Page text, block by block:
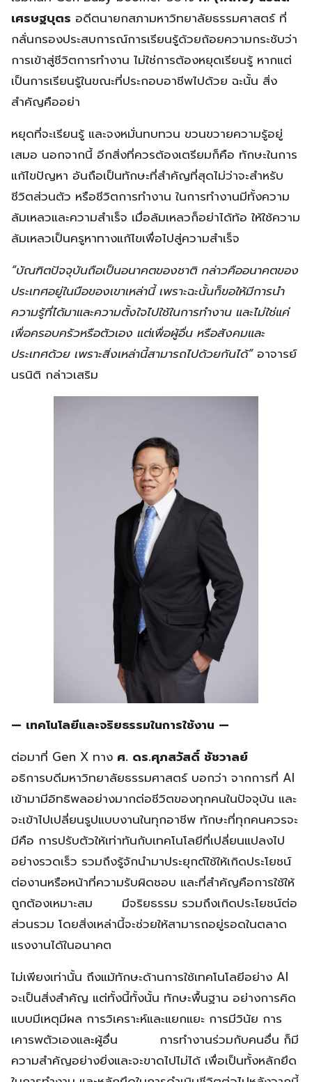
เศรษฐบุตร อดีตนายกสภามหาวิทยาลัยธรรมศาสตร์ ที่
กลั่นกรองประสบการณ์การเรียนรู้ด้วยถ้อยความกระชับว่า
การเข้าสู่ชีวิตการทำงาน ไม่ใช่การต้องหยุดเรียนรู้ หากแต่
เป็นการเรียนรู้ในขณะที่ประกอบอาชีพไปด้วย ฉะนั้น สิ่ง
สำคัญคืออย่า
หยุดที่จะเรียนรู้ และจงหมั่นทบทวน ขวนขวายความรู้อยู่
เสมอ นอกจากนี้ อีกสิ่งที่ควรต้องเตรียมก็คือ ทักษะในการ
แก้ไขปัญหา อันถือเป็นทักษะที่สำคัญที่สุดไม่ว่าจะสำหรับ
ชีวิตส่วนตัว หรือชีวิตการทำงาน ในการทำงานมีทั้งความ
ล้มเหลวและความสำเร็จ เมื่อล้มเหลวก็อย่าได้ท้อ ให้ใช้ความ
ล้มเหลวเป็นครูหาทางแก้ไขเพื่อไปสู่ความสำเร็จ
“บัณฑิตปัจจุบันถือเป็นอนาคตของชาติ กล่าวคืออนาคตของ
ประเทศอยู่ในมือของเขาเหล่านี้ เพราะฉะนั้นก็ขอให้มีการนำ
ความรู้ที่ได้มาและความตั้งใจไปใช้ในการทำงาน และไม่ใช่แค่
เพื่อครอบครัวหรือตัวเอง แต่เพื่อผู้อื่น หรือสังคมและ
ประเทศด้วย เพราะสิ่งเหล่านี้สามารถไปด้วยกันได้”อาจารย์
นรนิติ กล่าวเสริม
— เทคโนโลยีและจริยธรรมในการใช้งาน —
ต่อมาที่ Gen X ทาง ศ. ดร.ศุภสวัสดิ์ ชัชวาลย์
อธิการบดีมหาวิทยาลัยธรรมศาสตร์ บอกว่า จากการที่ AI
เข้ามามีอิทธิพลอย่างมากต่อชีวิตของทุกคนในปัจจุบัน และ
จะเข้าไปเปลี่ยนรูปแบบงานในทุกอาชีพ ทักษะที่ทุกคนควรจะ
มีคือ การปรับตัวให้เท่าทันกับเทคโนโลยีที่เปลี่ยนแปลงไป
อย่างรวดเร็ว รวมถึงรู้จักนำมาประยุกต์ใช้ให้เกิดประโยชน์
ต่องานหรือหน้าที่ความรับผิดชอบ และที่สำคัญคือการใช้ให้
ถูกต้องเหมาะสม มีจริยธรรม รวมถึงเกิดประโยชน์ต่อ
ส่วนรวม โดยสิ่งเหล่านี้จะช่วยให้สามารถอยู่รอดในตลาด
แรงงานได้ในอนาคต
ไม่เพียงเท่านั้น ถึงแม้ทักษะด้านการใช้เทคโนโลยีอย่าง AI
จะเป็นสิ่งสำคัญ แต่ทั้งนี้ทั้งนั้น ทักษะพื้นฐาน อย่างการคิด
แบบมีเหตุมีผล การวิเคราะห์และแยกแยะ การมีวินัย การ
เคารพตัวเองและผู้อื่น การทำงานร่วมกับคนอื่น ก็มี
ความสำคัญอย่างยิ่งและจะขาดไปไม่ได้ เพื่อเป็นทั้งหลักยึด